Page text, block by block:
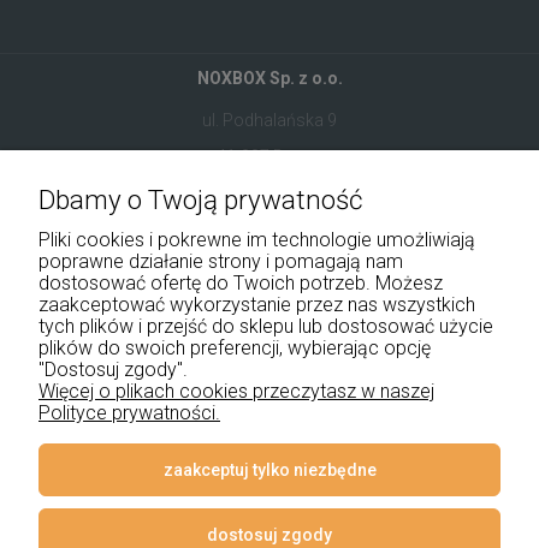
NOXBOX Sp. z o.o.
ul. Podhalańska 9
41-907 Bytom
+48 534 555 344
sklep@noxbox.pl
Pomoc
Płatności i dostawa
Informacje
Dbamy o Twoją prywatność
Pliki cookies i pokrewne im technologie umożliwiają
poprawne działanie strony i pomagają nam
dostosować ofertę do Twoich potrzeb. Możesz
zaakceptować wykorzystanie przez nas wszystkich
tych plików i przejść do sklepu lub dostosować użycie
plików do swoich preferencji, wybierając opcję
"Dostosuj zgody".
Więcej o plikach cookies przeczytasz w naszej
Polityce prywatności.
zaakceptuj tylko niezbędne
dostosuj zgody